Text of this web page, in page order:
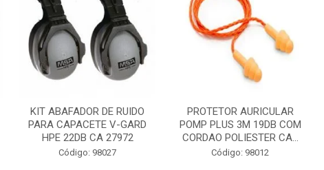
KIT ABAFADOR DE RUIDO
PARA CAPACETE V-GARD
HPE 22DB CA 27972
Código: 98027
PROTETOR AURICULAR
POMP PLUS 3M 19DB COM
CORDAO POLIESTER CA...
Código: 98012